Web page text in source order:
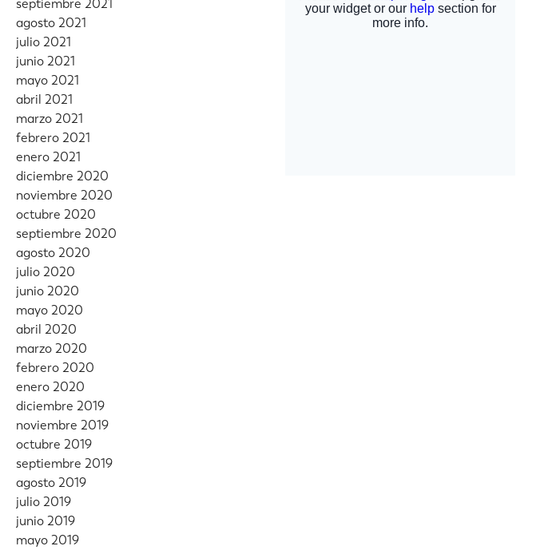
septiembre 2021
agosto 2021
julio 2021
junio 2021
mayo 2021
abril 2021
marzo 2021
febrero 2021
enero 2021
diciembre 2020
noviembre 2020
octubre 2020
septiembre 2020
agosto 2020
julio 2020
junio 2020
mayo 2020
abril 2020
marzo 2020
febrero 2020
enero 2020
diciembre 2019
noviembre 2019
octubre 2019
septiembre 2019
agosto 2019
julio 2019
junio 2019
mayo 2019